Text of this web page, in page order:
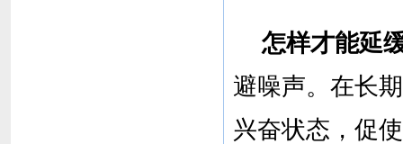
怎样才能延
避噪声。在长
兴奋状态，促